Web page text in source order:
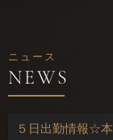
ニュース
５日出勤情報☆